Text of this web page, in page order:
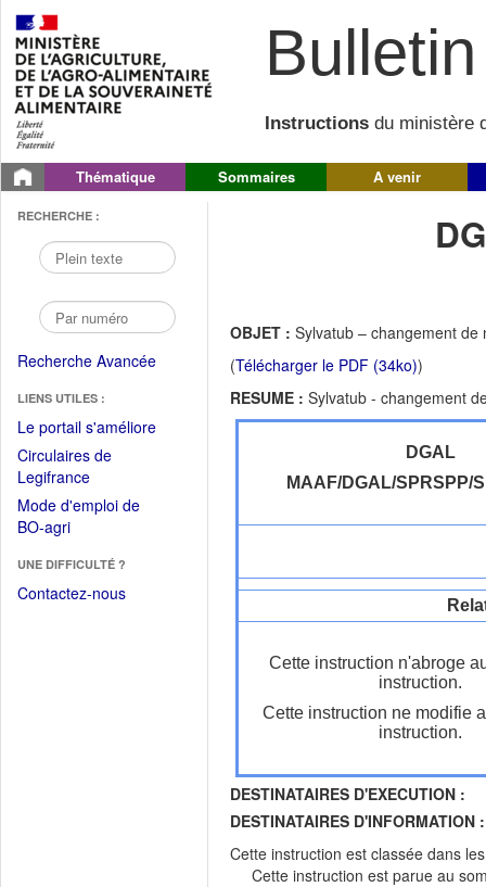
Instructions du ministère
Thématique Sommaires A venir
RECHERCHE :
Recherche Avancée
LIENS UTILES :
Le portail s'améliore(Fichier
Circulaires de
Legifrance(Ouvrir
dans
une
fenêtre)
Mode d'emploi de
BO-agri(Ouvrir
une
nouvelle
UNE DIFFICULTÉ ?
Contactez-nous
OBJET : Sylvatub – changement de
(Télécharger le PDF (34ko))
RESUME : Sylvatub - changement
DGAL
MAAF/DGAL/SPRSPP/
Cette instruction n'abroge
instruction.
Cette instruction ne modifie
instruction.
DESTINATAIRES D'EXECUTION :
DESTINATAIRES D'INFORMATION :
Cette instruction est classée dans
Cette instruction est parue au